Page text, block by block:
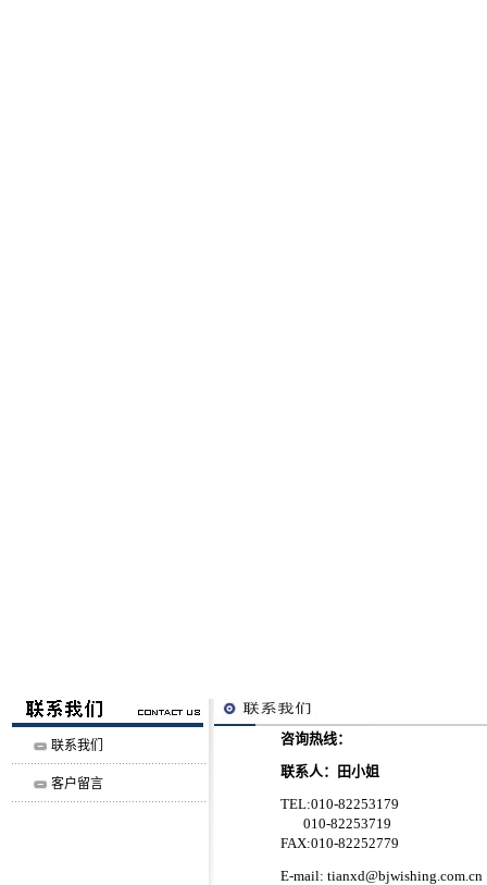
联系我们
客户留言
咨询热线：
联系人：田小姐
TEL:010-82253179
010-82253719
FAX:010-82252779
E-mail: tianxd@bjwishing.com.cn